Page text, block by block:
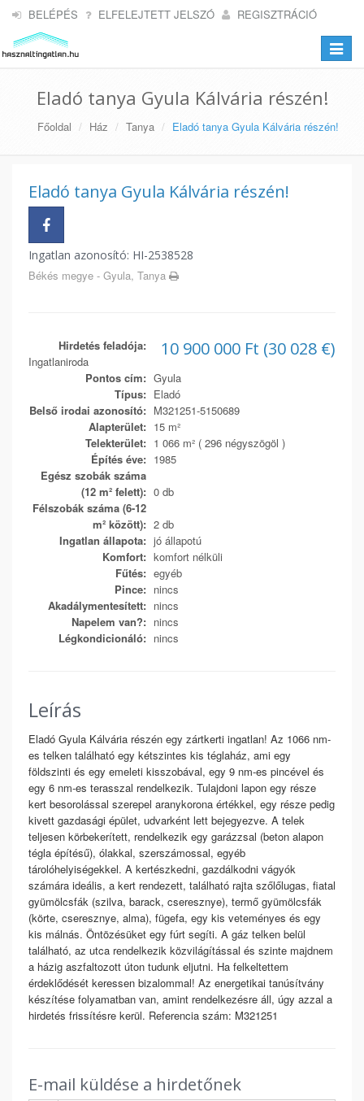
BELÉPÉS ELFELEJTETT JELSZÓ REGISZTRÁCIÓ
Toggle
Eladó tanya Gyula Kálvária részén!
Főoldal Ház Tanya Eladó tanya Gyula Kálvária részén!
Eladó tanya Gyula Kálvária részén!
Ingatlan azonosító: HI-2538528
Békés megye - Gyula, Tanya
10 900 000 Ft (30 028 €)
Hirdetés feladója:
Ingatlaniroda
Pontos cím: Gyula
Típus: Eladó
Belső irodai azonosító: M321251-5150689
Alapterület: 15 m²
Telekterület: 1 066 m² ( 296 négyszögöl )
Építés éve: 1985
Egész szobák száma
(12 m² felett): 0 db
Félszobák száma (6-12
m² között): 2 db
Ingatlan állapota: jó állapotú
Komfort: komfort nélküli
Fűtés: egyéb
Pince: nincs
Akadálymentesített: nincs
Napelem van?: nincs
Légkondicionáló: nincs
Leírás
Eladó Gyula Kálvária részén egy zártkerti ingatlan! Az 1066 nm-
es telken található egy kétszintes kis téglaház, ami egy
földszinti és egy emeleti kisszobával, egy 9 nm-es pincével és
egy 6 nm-es terasszal rendelkezik. Tulajdoni lapon egy része
kert besorolással szerepel aranykorona értékkel, egy része pedig
kivett gazdasági épület, udvarként lett bejegyezve. A telek
teljesen körbekerített, rendelkezik egy garázzsal (beton alapon
tégla építésű), ólakkal, szerszámossal, egyéb
tárolóhelyiségekkel. A kertészkedni, gazdálkodni vágyók
számára ideális, a kert rendezett, található rajta szőlőlugas, fiatal
gyümölcsfák (szilva, barack, cseresznye), termő gyümölcsfák
(körte, cseresznye, alma), fügefa, egy kis veteményes és egy
kis málnás. Öntözésüket egy fúrt segíti. A gáz telken belül
található, az utca rendelkezik közvilágítással és szinte majdnem
a házig aszfaltozott úton tudunk eljutni. Ha felkeltettem
érdeklődését keressen bizalommal! Az energetikai tanúsítvány
készítése folyamatban van, amint rendelkezésre áll, úgy azzal a
hirdetés frissítésre kerül. Referencia szám: M321251
E-mail küldése a hirdetőnek